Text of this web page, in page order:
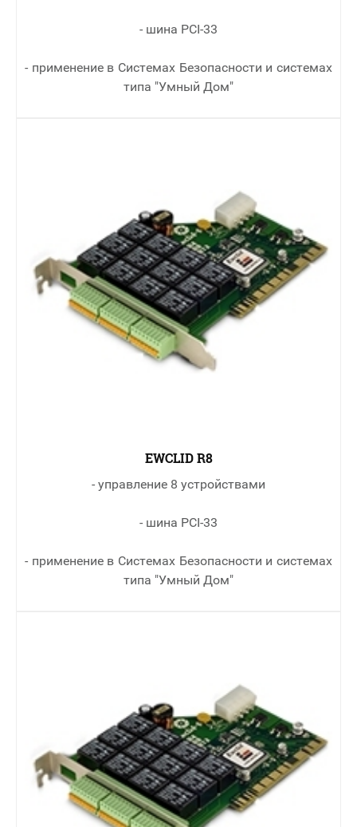
- шина PCI-33
- применение в Cистемах Безопасности и системах
типа "Умный Дом"
EWCLID R8
- управление 8 устройствами
- шина PCI-33
- применение в Cистемах Безопасности и системах
типа "Умный Дом"